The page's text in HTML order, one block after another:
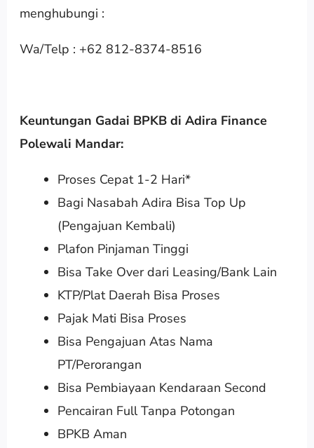
menghubungi :
Wa/Telp : +62 812-8374-8516
Keuntungan Gadai BPKB di Adira Finance
Polewali Mandar:
Proses Cepat 1-2 Hari*
Bagi Nasabah Adira Bisa Top Up
(Pengajuan Kembali)
Plafon Pinjaman Tinggi
Bisa Take Over dari Leasing/Bank Lain
KTP/Plat Daerah Bisa Proses
Pajak Mati Bisa Proses
Bisa Pengajuan Atas Nama
PT/Perorangan
Bisa Pembiayaan Kendaraan Second
Pencairan Full Tanpa Potongan
BPKB Aman